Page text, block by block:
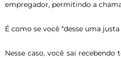
empregador, permitindo a
É como se você “desse uma
Nesse caso, você sai recebendo